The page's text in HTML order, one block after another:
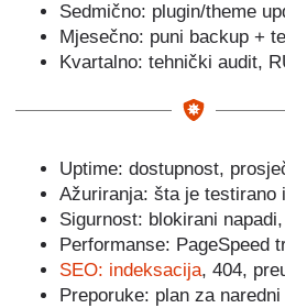
Sedmično: plugin/theme
Mjesečno: puni backup +
Kvartalno: tehnički audit,
Uptime: dostupnost,
Ažuriranja: šta je testirano
Sigurnost: blokirani
Performanse: PageSpeed
SEO: indeksacija, 404,
Preporuke: plan za